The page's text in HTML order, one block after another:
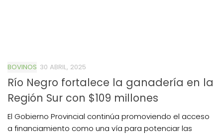
BOVINOS 30 ABRIL, 2025
Río Negro fortalece la ganadería en la
Región Sur con $109 millones
El Gobierno Provincial continúa promoviendo el acceso
a financiamiento como una vía para potenciar las